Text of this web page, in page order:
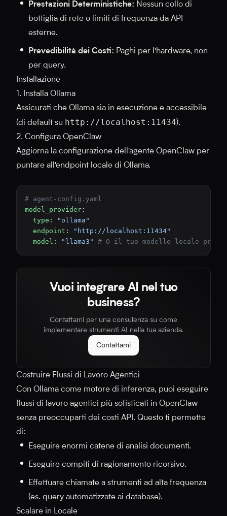
Prestazioni Deterministiche: Nessun collo di
bottiglia di rete o limiti di frequenza da API
esterne.
Prevedibilità dei Costi: Paghi per l'hardware, non
per query.
Installazione
1. Installa Ollama
Assicurati che Ollama sia in esecuzione e accessibile
(di default su http://localhost:11434).
2. Configura OpenClaw
Aggiorna la configurazione dell'agente OpenClaw per
puntare all'endpoint locale di Ollama.
# agent-config.yaml
model_provider :
  type
:
"ollama"
  endpoint
:
"http://localhost:11434"
  model
: "llama3" # O il tuo modello locale
Vuoi integrare AI nel tuo
business?
Contattami per una consulenza su come
implementare strumenti AI nella tua azienda.
Contattami
Costruire Flussi di Lavoro Agentici
Con Ollama come motore di inferenza, puoi eseguire
flussi di lavoro agentici più sofisticati in OpenClaw
senza preoccuparti dei costi API. Questo ti permette
di:
Eseguire enormi catene di analisi documenti.
Eseguire compiti di ragionamento ricorsivo.
Effettuare chiamate a strumenti ad alta frequenza
(es. query automatizzate ai database).
Scalare in Locale